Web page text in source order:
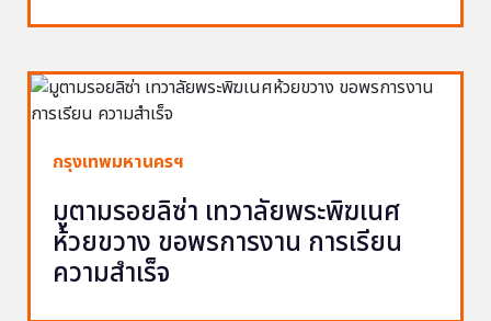
กรุงเทพมหานครฯ
มูตามรอยลิซ่า เทวาลัยพระพิฆเนศ
ห้วยขวาง ขอพรการงาน การเรียน
ความสำเร็จ